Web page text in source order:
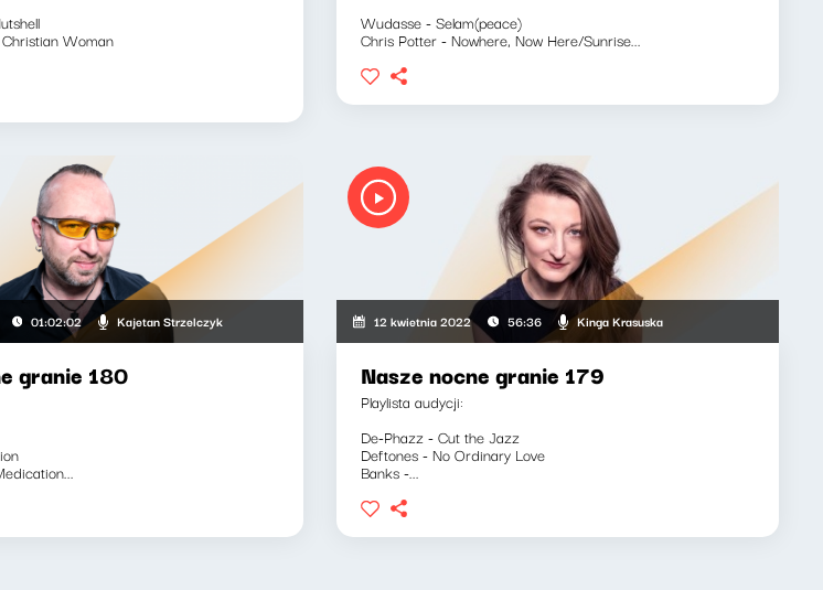
Woman
Wudasse - Selam(peace)
Chris Potter - Nowhere, Now Here/Sunrise...
01:02:02 Kajetan Strzelczyk
granie 180
12 kwietnia 2022 56:36 Kinga Krasuska
Nasze nocne granie 179
Playlista audycji:
De-Phazz - Cut the Jazz
Deftones - No Ordinary Love
Banks -...